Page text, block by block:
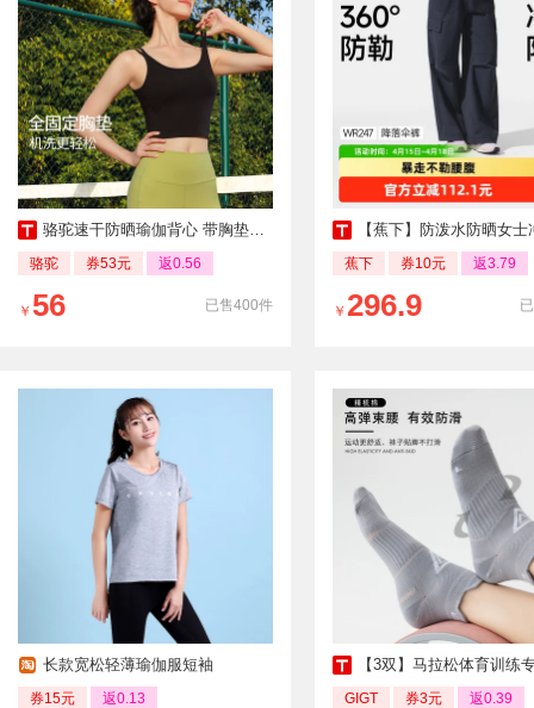
骆驼速干防晒瑜伽背心 带胸垫透气运动上衣女
骆驼 券53元 返0.56
已售400件
￥ 56
【蕉下】防泼水防晒女士
蕉下 券10元 返3.79
￥ 296.9
长款宽松轻薄瑜伽服短袖
券15元 返0.13
【3双】马拉松体育训练专业
GIGT 券3元 返0.39